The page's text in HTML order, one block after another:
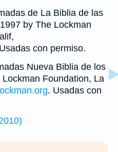
de La Biblia de las
by The Lockman
con permiso.
Nueva Biblia de los
Foundation, La
. Usadas con